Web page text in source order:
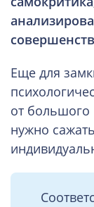
Еще для
от большого
нужно